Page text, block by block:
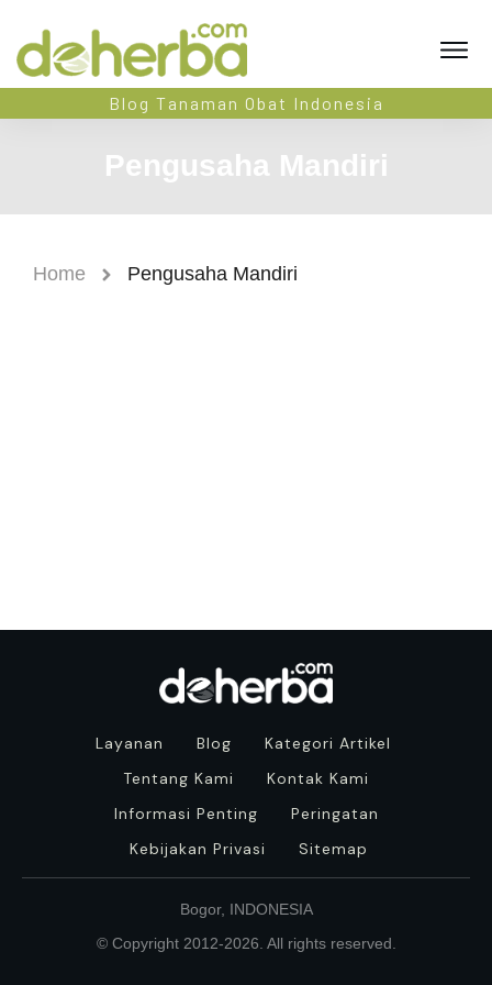
Blog Tanaman Obat Indonesia
Pengusaha Mandiri
Home Pengusaha Mandiri
Layanan Blog
Kategori Artikel
Tentang Kami
Kontak Kami
Informasi Penting
Peringatan
Kebijakan Privasi
Sitemap
Bogor, INDONESIA
© Copyright 2012-2026 . All rights reserved.